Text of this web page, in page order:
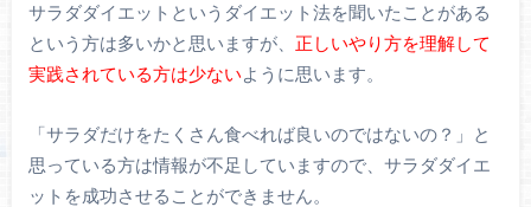
サラダダイエットというダイエット法を聞いたことがある
という方は多いかと思いますが、 正しいやり方を理解して
実践されている方は少ないように思います。
「サラダだけをたくさん食べれば良いのではないの？」と
思っている方は情報が不足していますので、サラダダイエ
ットを成功させることができません。